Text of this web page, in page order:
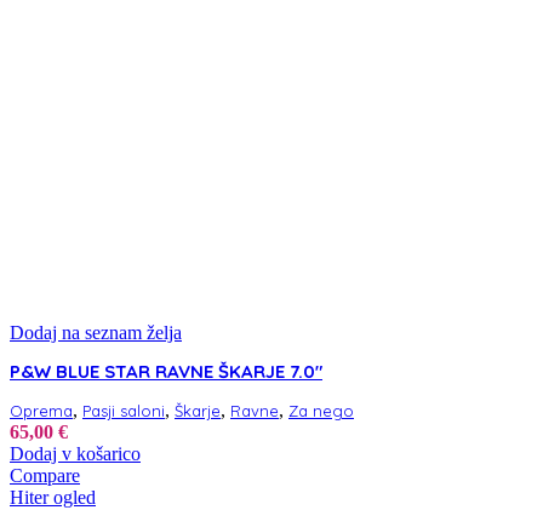
Dodaj na seznam želja
P&W BLUE STAR RAVNE ŠKARJE 7.0″
Oprema, Pasji saloni, Škarje, Ravne, Za nego
65,00 €
Dodaj v košarico
Compare
Hiter ogled